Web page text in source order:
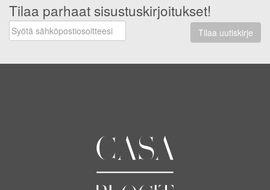
Tilaa parhaat sisustuskirjoitukset!
Tilaa uutiskirje